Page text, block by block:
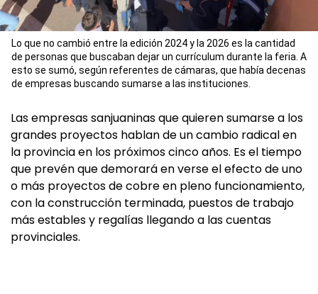
Lo que no cambió entre la edición 2024 y la 2026 es la cantidad
de personas que buscaban dejar un currículum durante la feria. A
esto se sumó, según referentes de cámaras, que había decenas
de empresas buscando sumarse a las instituciones.
Las empresas sanjuaninas que quieren sumarse a los
grandes proyectos hablan de un cambio radical en
la provincia en los próximos cinco años. Es el tiempo
que prevén que demorará en verse el efecto de uno
o más proyectos de cobre en pleno funcionamiento,
con la construcción terminada, puestos de trabajo
más estables y regalías llegando a las cuentas
provinciales.